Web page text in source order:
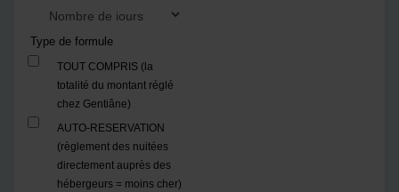
Type de formule
TOUT COMPRIS (la
totalité du montant réglé
chez Gentiâne)
AUTO-RESERVATION
(règlement des nuitées
directement auprès des
hébergeurs = moins cher)